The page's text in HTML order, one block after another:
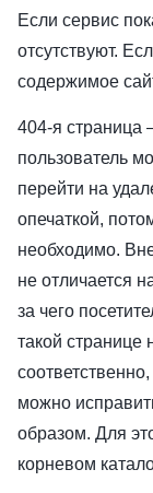
Если сервис
отсутствуют.
содержимое
404-я
пользователь
перейти на
опечаткой,
необходимо.
не отличается
за чего
такой странице
можно
образом. Для
корневом